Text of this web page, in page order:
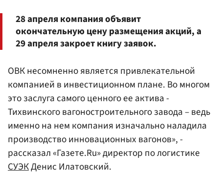
28 апреля компания объявит
окончательную цену размещения акций, а
29 апреля закроет книгу заявок.
ОВК несомненно является привлекательной
компанией в инвестиционном плане. Во многом
это заслуга самого ценного ее актива -
Тихвинского вагоностроительного завода – ведь
именно на нем компания изначально наладила
производство инновационных вагонов», -
рассказал «Газете.Ru» директор по логистике
СУЭКДенис Илатовский.